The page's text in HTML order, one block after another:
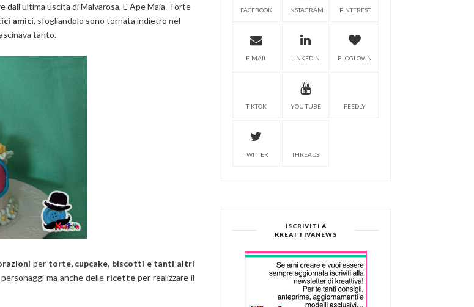
dall'ultima uscita di Malvarosa, L' Ape Maia. Torte
amici, sfogliandolo sono tornata indietro nel
tanto.
per torte, cupcake, biscotti e tanti altri
ma anche delle ricetteper realizzare il
FACEBOOK INSTAGRAM PINTEREST
E-MAIL LINKEDIN BLOGLOVIN
TIKTOK YOU TUBE FEEDLY
TWITTER THREADS
ISCRIVITI A
KREATTIVANEWS